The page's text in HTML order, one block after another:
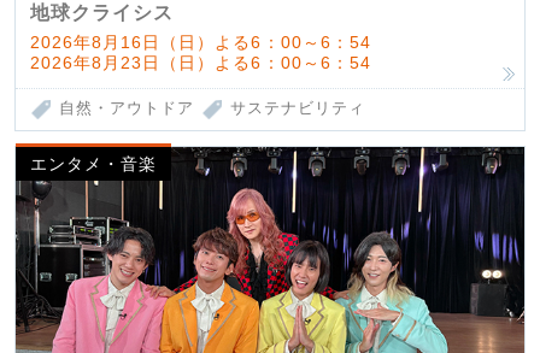
地球クライシス
2026年8月16日（日）よる6：00～6：54
2026年8月23日（日）よる6：00～6：54
自然・アウトドア サステナビリティ
エンタメ・音楽